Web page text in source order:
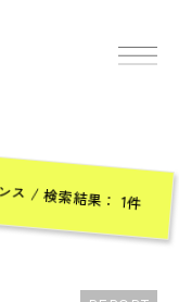
ス / 検索結果： 1件